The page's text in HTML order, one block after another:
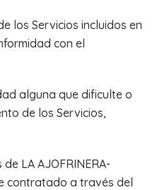
los Servicios incluidos en
con el
alguna que dificulte o
de los Servicios,
LA AJOFRINERA-
contratado a través del